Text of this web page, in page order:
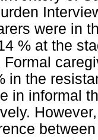
were in
% at the
in the
in informal